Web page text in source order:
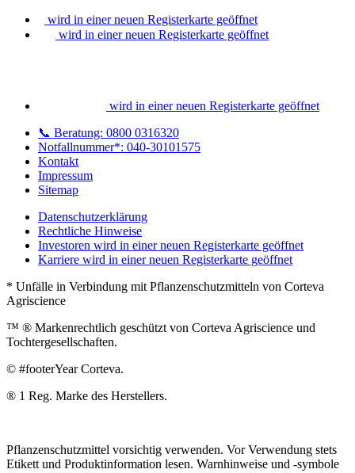
wird in einer neuen Registerkarte geöffnet
wird in einer neuen Registerkarte geöffnet
wird in einer neuen Registerkarte geöffnet
📞 Beratung: 0800 0316320
Notfallnummer*: 040-30101575
Kontakt
Impressum
Sitemap
Datenschutzerklärung
Rechtliche Hinweise
Investoren wird in einer neuen Registerkarte geöffnet
Karriere wird in einer neuen Registerkarte geöffnet
* Unfälle in Verbindung mit Pflanzenschutzmitteln von Corteva
Agriscience
™ ® Markenrechtlich geschützt von Corteva Agriscience und
Tochtergesellschaften.
© #footerYear Corteva.
® 1 Reg. Marke des Herstellers.
Pflanzenschutzmittel vorsichtig verwenden. Vor Verwendung stets
Etikett und Produktinformation lesen. Warnhinweise und -symbole